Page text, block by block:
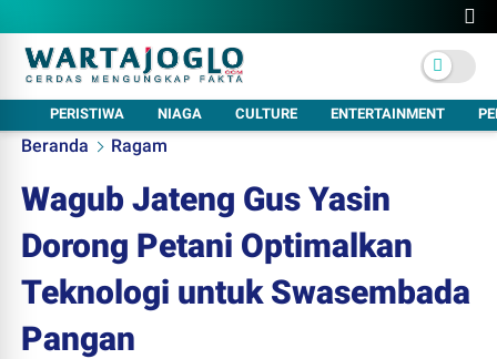
PERISTIWA NIAGA CULTURE ENTERTAINMENT
Beranda Ragam
Wagub Jateng Gus Yasin
Dorong Petani Optimalkan
Teknologi untuk Swasembada
Pangan